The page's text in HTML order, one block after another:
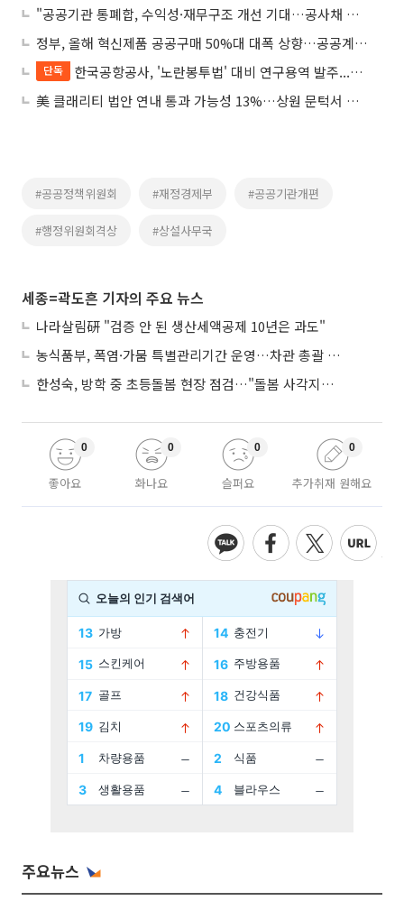
"공공기관 통폐합, 수익성·재무구조 개선 기대…공사채 발행수요 축소 전망"
정부, 올해 혁신제품 공공구매 50%대 대폭 상향…공공계약 낙찰하한율 2%p↑
단독
한국공항공사, '노란봉투법' 대비 연구용역 발주...공공기관, 하청노조 리스크 대응 분주
美 클래리티 법안 연내 통과 가능성 13%…상원 문턱서 제동
#공공정책위원회 #재정경제부 #공공기관개편
#행정위원회격상 #상설사무국
세종=곽도흔 기자의 주요 뉴스
나라살림硏 "검증 안 된 생산세액공제 10년은 과도"
농식품부, 폭염·가뭄 특별관리기간 운영…차관 총괄 대응체계 격상
한성숙, 방학 중 초등돌봄 현장 점검…"돌봄 사각지대 없애야"
좋아요
0
화나요
0
슬퍼요
0
추가취재 원해요
0
주요뉴스